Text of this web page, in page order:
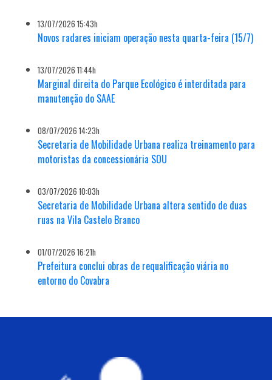
13/07/2026 15:43h
Novos radares iniciam operação nesta quarta-feira (15/7)
13/07/2026 11:44h
Marginal direita do Parque Ecológico é interditada para
manutenção do SAAE
08/07/2026 14:23h
Secretaria de Mobilidade Urbana realiza treinamento para
motoristas da concessionária SOU
03/07/2026 10:03h
Secretaria de Mobilidade Urbana altera sentido de duas
ruas na Vila Castelo Branco
01/07/2026 16:21h
Prefeitura conclui obras de requalificação viária no
entorno do Covabra